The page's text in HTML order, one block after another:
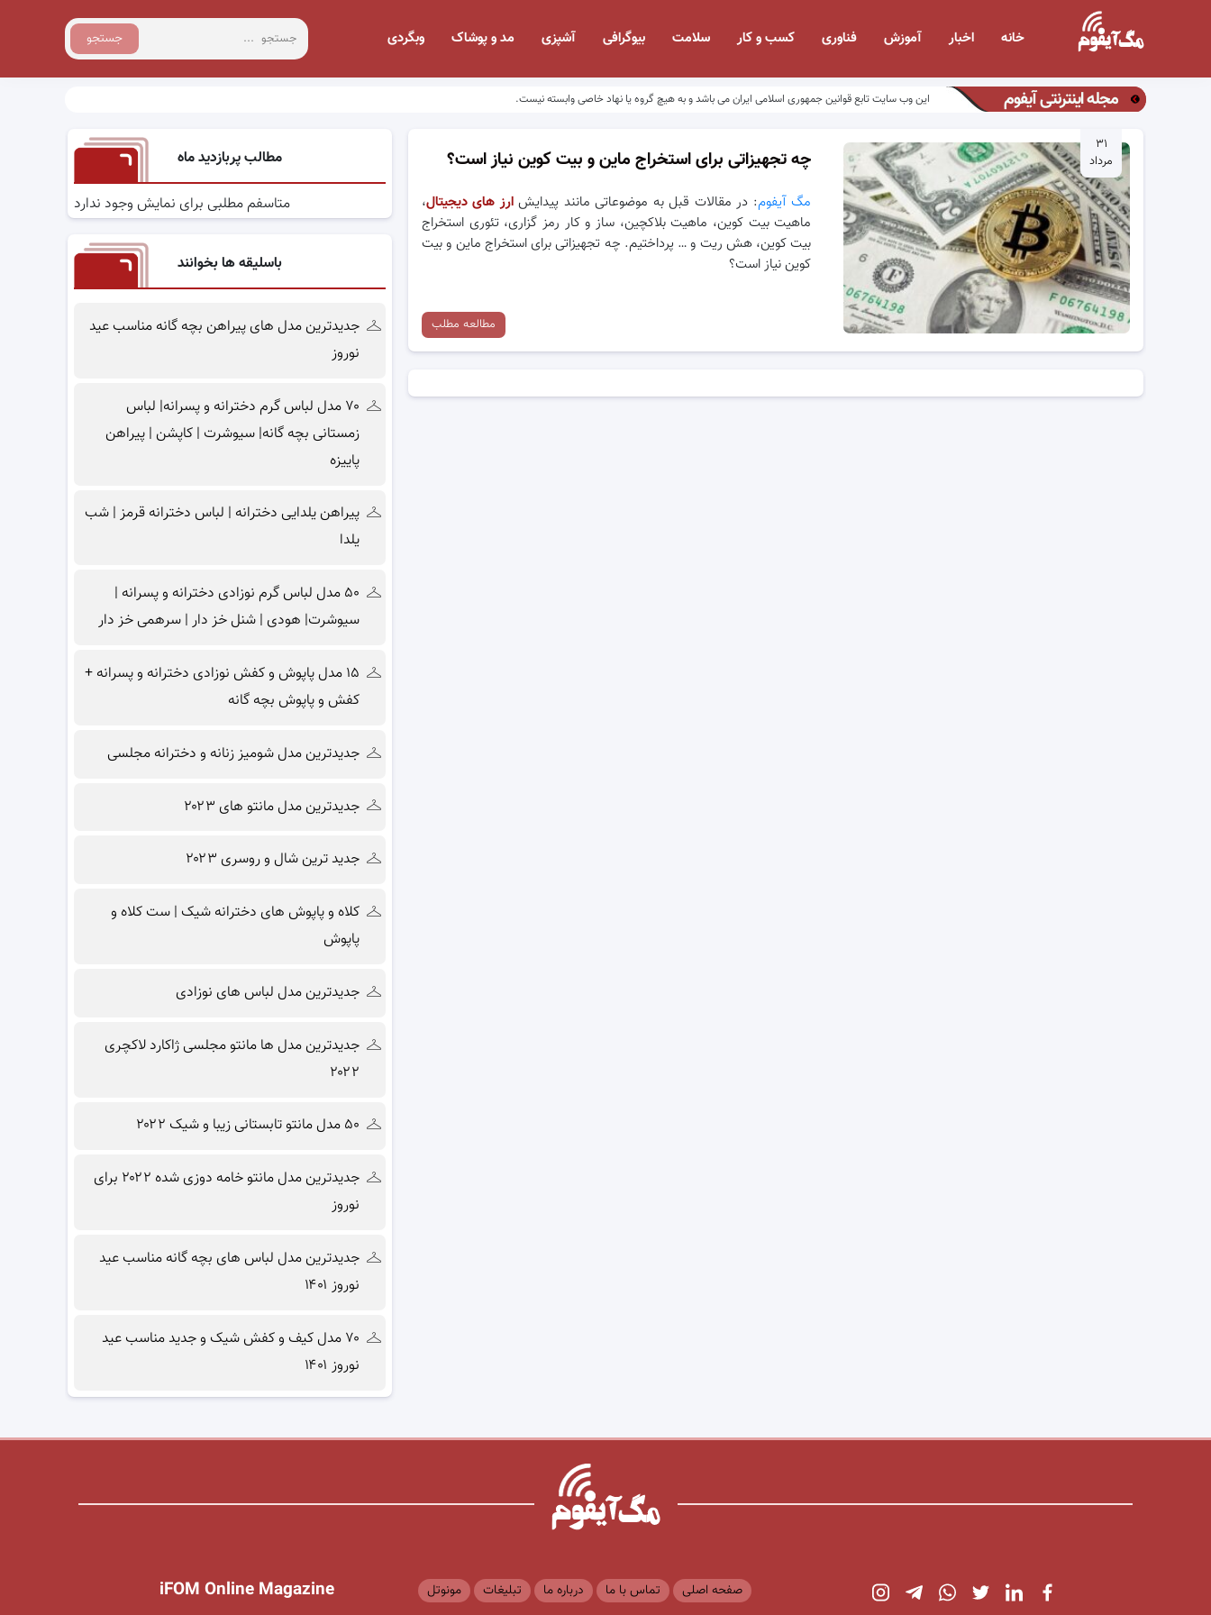
جستجو خانه اخبار آموزش فناوری کسب و کار سلامت بیوگرافی آشپزی مد و پوشاک وبگردی
مجله اینترنتی آیفوم این وب سایت تابع قوانین جمهوری اسلامی ایران می باشد و به هیچ گروه یا نهاد خاصی وابسته نیست.
۳۱
مرداد
چه تجهیزاتی برای استخراج ماین و بیت کوین نیاز است؟
مگ آیفوم: در مقالات قبل به موضوعاتی مانند پیدایشارز های دیجیتال،
ماهیت بیت کوین، ماهیت بلاکچین، ساز و کار رمز گزاری، تئوری استخراج
بیت کوین، هش ریت و … پرداختیم. چه تجهیزاتی برای استخراج ماین و بیت
کوین نیاز است؟
مطالعه مطلب
مطالب پربازدید ماه
متاسفم مطلبی برای نمایش وجود ندارد
باسلیقه ها بخوانند
جدیدترین مدل های پیراهن بچه گانه مناسب عید
نوروز
۷۰ مدل لباس گرم دخترانه و پسرانه| لباس
زمستانی بچه گانه| سیوشرت | کاپشن | پیراهن
پاییزه
پیراهن یلدایی دخترانه | لباس دخترانه قرمز | شب
یلدا
۵۰ مدل لباس گرم نوزادی دخترانه و پسرانه |
سیوشرت| هودی | شنل خز دار | سرهمی خز دار
۱۵ مدل پاپوش و کفش نوزادی دخترانه و پسرانه +
کفش و پاپوش بچه گانه
جدیدترین مدل شومیز زنانه و دخترانه مجلسی
جدیدترین مدل مانتو های ۲۰۲۳
جدید ترین شال و روسری ۲۰۲۳
کلاه و پاپوش های دخترانه شیک | ست کلاه و
پاپوش
جدیدترین مدل لباس های نوزادی
جدیدترین مدل ها مانتو مجلسی ژاکارد لاکچری
۲۰۲۲
۵۰ مدل مانتو تابستانی زیبا و شیک ۲۰۲۲
جدیدترین مدل مانتو خامه دوزی شده ۲۰۲۲ برای
نوروز
جدیدترین مدل لباس های بچه گانه مناسب عید
نوروز ۱۴۰۱
۷۰ مدل کیف و کفش شیک و جدید مناسب عید
نوروز ۱۴۰۱
iFOM Online Magazine صفحه اصلی تماس با ما درباره ما تبلیغات مونوتل